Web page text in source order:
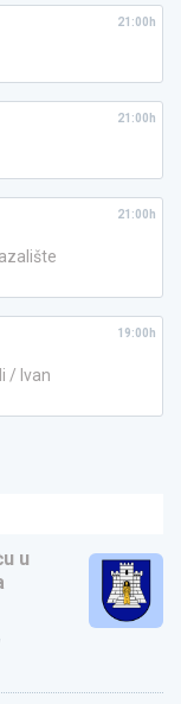
21:00h
21:00h
21:00h
/ Ivan
19:00h
u